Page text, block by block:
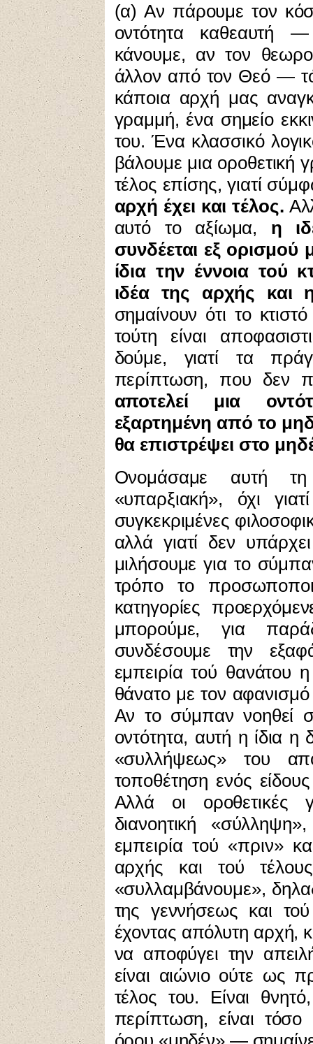
(α) Αν πάρουμε τον
οντότητα
κάνουμε, αν τον
άλλον από τον Θεό —
κάποια αρχή μας
γραμμή, ένα σημείο
του. Ένα κλασσικό
βάλουμε μια οροθετική
τέλος επίσης, γιατί
αρχή έχει και τέλος.
αυτό το αξίωμα, η
συνδέεται εξ ορισμού
ίδια την έννοια τού
ιδέα της αρχής και
σημαίνουν ότι το
τούτη είναι
δούμε, γιατί τα
περίπτωση, που δεν
αποτελεί μια
εξαρτημένη από το
θα επιστρέψει στο
Ονομάσαμε αυτή τη
«υπαρξιακή», όχι
συγκεκριμένες
αλλά γιατί δεν
μιλήσουμε για το
τρόπο το
κατηγορίες
μπορούμε, για
συνδέσουμε την
εμπειρία τού θανάτου
θάνατο με τον
Αν το σύμπαν νοηθεί
οντότητα, αυτή η ίδια η
«συλλήψεως» του
τοποθέτηση ενός
Αλλά οι οροθετικές
διανοητική
εμπειρία τού «πριν»
αρχής και τού
«συλλαμβάνουμε»,
της γεννήσεως και
έχοντας απόλυτη αρχή,
να αποφύγει την
είναι αιώνιο ούτε ως
τέλος του. Είναι
περίπτωση, είναι